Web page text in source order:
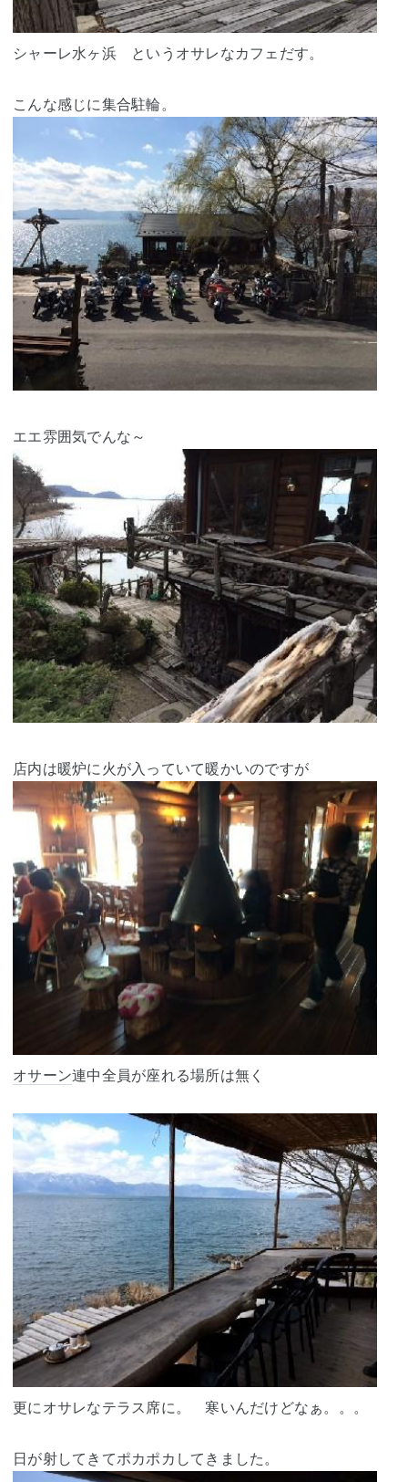
シャーレ水ヶ浜 というオサレなカフェだす。
こんな感じに集合駐輪。
エエ雰囲気でんな～
店内は暖炉に火が入っていて暖かいのですが
オサーン連中全員が座れる場所は無く
更にオサレなテラス席に。 寒いんだけどなぁ。。。
日が射してきてポカポカしてきました。